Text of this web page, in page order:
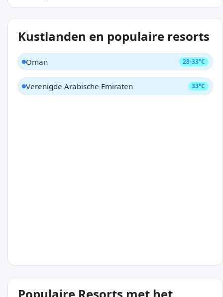
Kustlanden en populaire resorts
Oman 28-33°C
Verenigde Arabische Emiraten 33°C
Populaire Resorts met het